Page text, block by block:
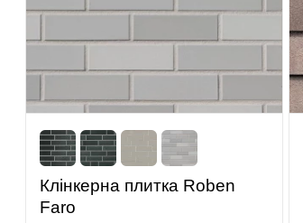
Клінкерна плитка Roben
Faro